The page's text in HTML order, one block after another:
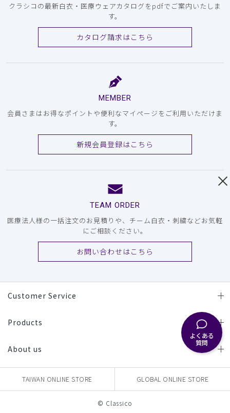
よくある
質問
クラシコの最新白衣・医療ウェアカタログをpdfでご案内いたしま
す。
カタログ請求はこちら
MEMBER
会員さまはお得なポイントや便利なマイページをご利用いただけま
す。
新規会員登録はこちら
TEAM ORDER
医療法人様の一括注文のお見積りや、チーム白衣・刺繍などお気軽
にご相談ください。
お問い合わせはこちら
Customer Service
Products
About us
TAIWAN ONLINE STORE GLOBAL ONLINE STORE
© Classico